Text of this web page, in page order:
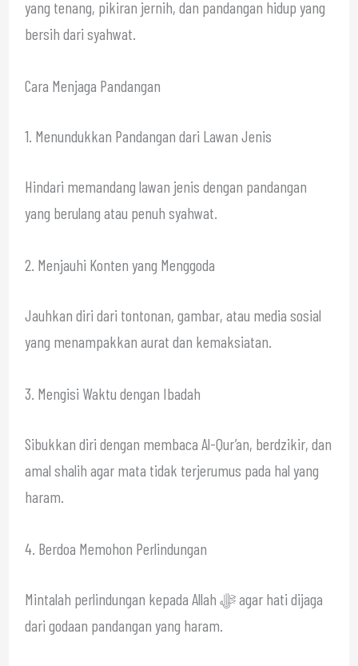
yang tenang, pikiran jernih, dan pandangan hidup yang
bersih dari syahwat.
Cara Menjaga Pandangan
1. Menundukkan Pandangan dari Lawan Jenis
Hindari memandang lawan jenis dengan pandangan
yang berulang atau penuh syahwat.
2. Menjauhi Konten yang Menggoda
Jauhkan diri dari tontonan, gambar, atau media sosial
yang menampakkan aurat dan kemaksiatan.
3. Mengisi Waktu dengan Ibadah
Sibukkan diri dengan membaca Al-Qur’an, berdzikir, dan
amal shalih agar mata tidak terjerumus pada hal yang
haram.
4. Berdoa Memohon Perlindungan
Mintalah perlindungan kepada Allah ﷻ agar hati dijaga
dari godaan pandangan yang haram.